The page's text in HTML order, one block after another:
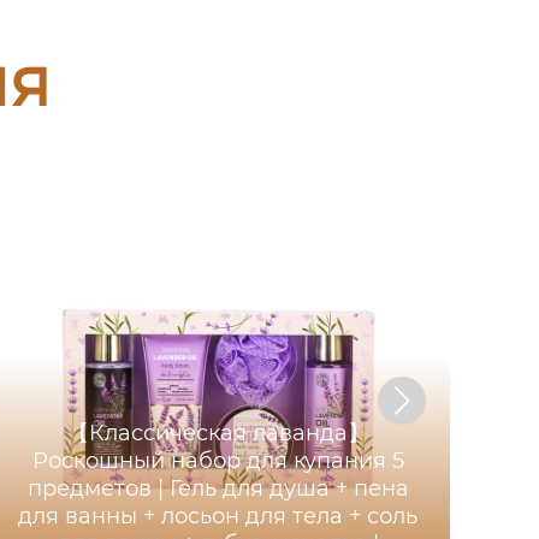
【Классическая лаванда】
Роскошный набор для купания 5
предметов | Гель для душа + пена
для ванны + лосьон для тела + соль